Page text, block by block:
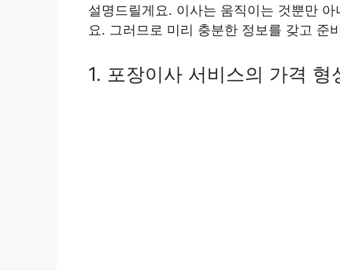
설명드릴게요. 이사는 움직이는 것뿐만
요. 그러므로 미리 충분한 정보를 갖고 준
1. 포장이사 서비스의 가격 형